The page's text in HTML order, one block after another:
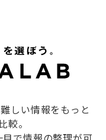
しい情報をもっと
較。